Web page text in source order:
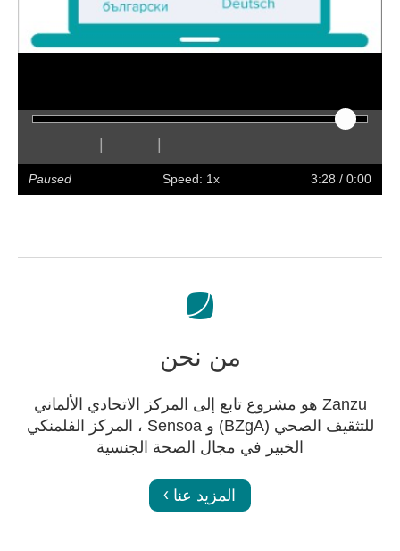
Hide
captions
|
Faster
Slower
|
full
screen
0:00
/ 3:28
Speed: 1x
Paused
من نحن
Zanzu هو مشروع تابع إلى المركز الاتحادي الألماني
للتثقيف الصحي (BZgA) و Sensoa ، المركز الفلمنكي
الخبير في مجال الصحة الجنسية
المزيد عنا